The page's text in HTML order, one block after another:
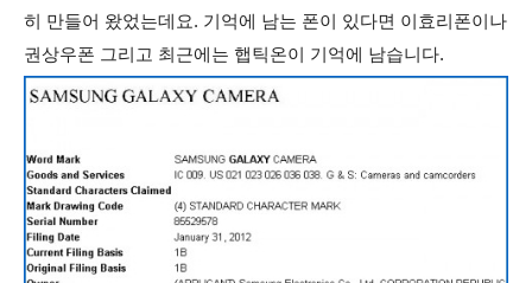
히 만들어 왔었는데요. 기억에 남는 폰이 있다면 이효리폰이나
권상우폰 그리고 최근에는 햅틱온이 기억에 남습니다.